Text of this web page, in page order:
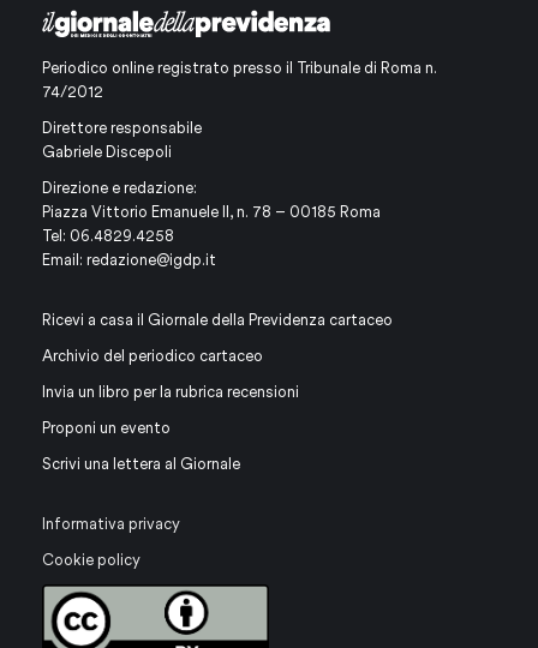
Periodico online registrato presso il Tribunale di Roma n.
74/2012
Direttore responsabile
Gabriele Discepoli
Direzione e redazione:
Piazza Vittorio Emanuele II, n. 78 – 00185 Roma
Tel: 06.4829.4258
Email: redazione@igdp.it
Ricevi a casa il Giornale della Previdenza cartaceo
Archivio del periodico cartaceo
Invia un libro per la rubrica recensioni
Proponi un evento
Scrivi una lettera al Giornale
Informativa privacy
Cookie policy